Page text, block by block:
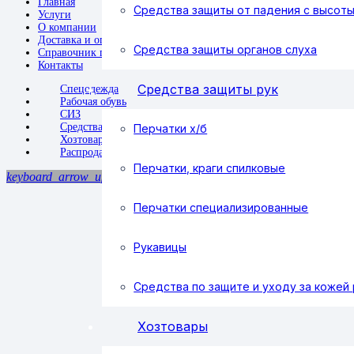
Средства защиты от падения с высоты
Средства защиты органов слуха
Средства защиты рук
Перчатки х/б
Перчатки, краги спилковые
Перчатки специализированные
Рукавицы
Средства по защите и уходу за кожей
Хозтовары
Услуги
О компании
Доставка и оплата
Справочник покупателя
Контакты
Спецодежда
Рабочая обувь
СИЗ
Средства защиты рук
Хозтовары
Распродажа
keyboard_arrow_up